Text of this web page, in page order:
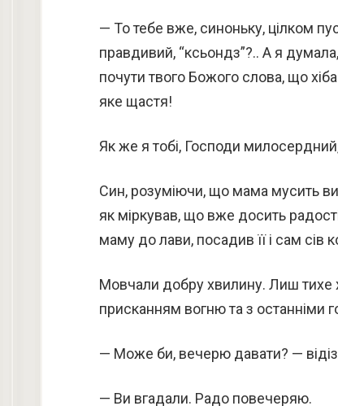
— То тебе вже, синоньку, цілком
правдивий, “ксьондз”?.. А я
почути твого Божого слова, що
яке щастя!
Як же я тобі, Господи
Син, розуміючи, що мама мусить
як міркував, що вже досить
маму до лави, посадив її і сам сів
Мовчали добру хвилину. Лиш тихе
присканням вогню та з останніми
— Може би, вечерю давати? —
— Ви вгадали. Радо повечеряю.